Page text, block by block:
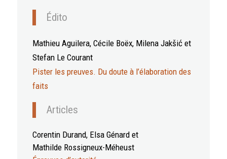
Édito
Mathieu Aguilera, Cécile Boëx, Milena Jakšićet
Stefan Le Courant
Pister les preuves. Du doute à l’élaboration des
faits
Articles
Corentin Durand, Elsa Génard et
Mathilde Rossigneux-Méheust